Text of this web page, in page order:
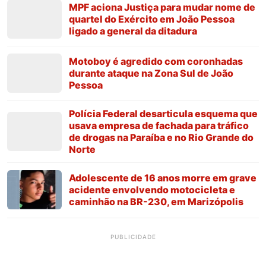
MPF aciona Justiça para mudar nome de
quartel do Exército em João Pessoa
ligado a general da ditadura
Motoboy é agredido com coronhadas
durante ataque na Zona Sul de João
Pessoa
Polícia Federal desarticula esquema que
usava empresa de fachada para tráfico
de drogas na Paraíba e no Rio Grande do
Norte
Adolescente de 16 anos morre em grave
acidente envolvendo motocicleta e
caminhão na BR-230, em Marizópolis
PUBLICIDADE